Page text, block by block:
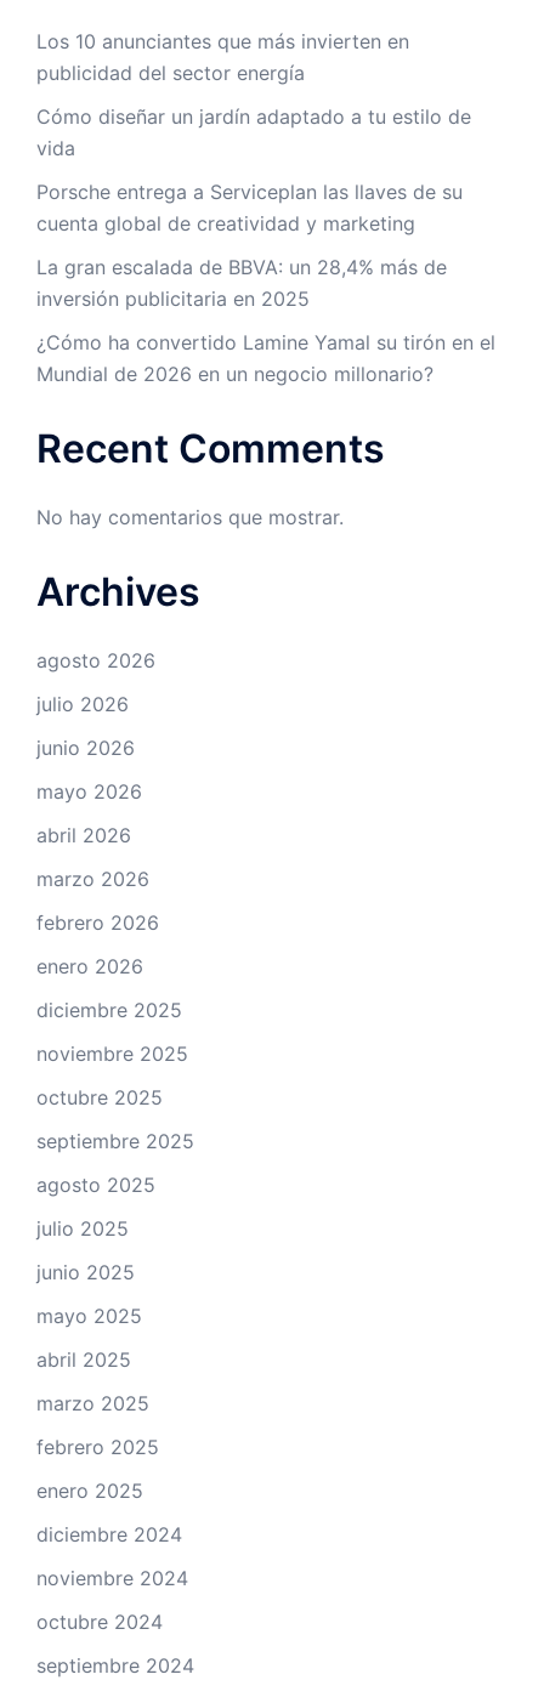
Los 10 anunciantes que más invierten en
publicidad del sector energía
Cómo diseñar un jardín adaptado a tu estilo de
vida
Porsche entrega a Serviceplan las llaves de su
cuenta global de creatividad y marketing
La gran escalada de BBVA: un 28,4% más de
inversión publicitaria en 2025
¿Cómo ha convertido Lamine Yamal su tirón en el
Mundial de 2026 en un negocio millonario?
Recent Comments
No hay comentarios que mostrar.
Archives
agosto 2026
julio 2026
junio 2026
mayo 2026
abril 2026
marzo 2026
febrero 2026
enero 2026
diciembre 2025
noviembre 2025
octubre 2025
septiembre 2025
agosto 2025
julio 2025
junio 2025
mayo 2025
abril 2025
marzo 2025
febrero 2025
enero 2025
diciembre 2024
noviembre 2024
octubre 2024
septiembre 2024